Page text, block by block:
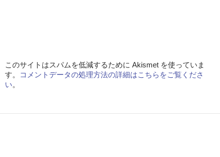
このサイトはスパムを低減するために Akismet を使っていま
す。
コメントデータの処理方法の詳細はこちらをご覧くださ
い。